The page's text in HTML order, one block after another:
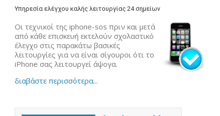
Υπηρεσία ελέγχου καλής λειτουργίας 24 σημείων
Οι τεχνικοί της iphone-sos πριν και μετά
από κάθε επισκευή εκτελούν σχολαστικό
έλεγχο στις παρακάτω βασικές
λειτουργίες για να είναι σίγουροι ότι το
iPhone σας λειτουργεί άψογα.
διαβάστε περισσότερα...